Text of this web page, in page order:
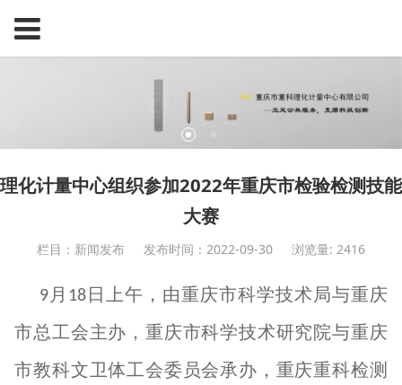
理化计量中心组织参加2022年重庆市检验检测技能
大赛
栏目：新闻发布 发布时间：2022-09-30 浏览量: 2416
9 月 18 日上午，由重庆市科学技术局与重庆
市总工会主办，重庆市科学技术研究院与重庆
市教科文卫体工会委员会承办，重庆重科检测